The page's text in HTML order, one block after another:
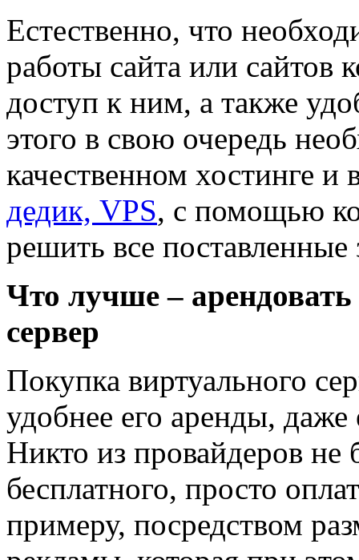
Естественно, что
работы сайта или сайтов
доступ к ним, а также
этого в свою очередь
качественном хостинге и
дедик, VPS, с помощью
решить все поставленные
Что лучше –
сервер
Покупка виртуального
удобнее его аренды, даже
Никто из провайдеров не
бесплатного, просто
примеру, посредством